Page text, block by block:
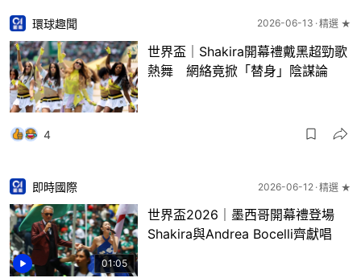
環球趣聞 2026-06-13 精選 ★
世界盃｜Shakira開幕禮戴黑超勁歌
熱舞 網絡竟掀「替身」陰謀論
4
01:05
即時國際 2026-06-12 精選 ★
世界盃2026｜墨西哥開幕禮登場
Shakira與Andrea Bocelli齊獻唱